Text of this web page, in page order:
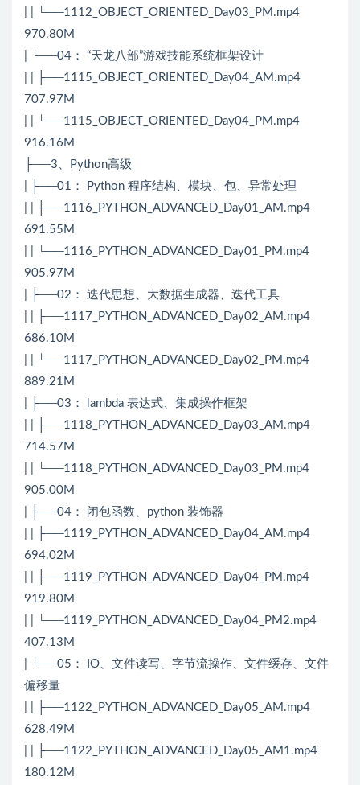
| | └──1112_OBJECT_ORIENTED_Day03_PM.mp4
970.80M
| └──04： “天龙八部”游戏技能系统框架设计
| | ├──1115_OBJECT_ORIENTED_Day04_AM.mp4
707.97M
| | └──1115_OBJECT_ORIENTED_Day04_PM.mp4
916.16M
├──3、Python高级
| ├──01： Python 程序结构、模块、包、异常处理
| | ├──1116_PYTHON_ADVANCED_Day01_AM.mp4
691.55M
| | └──1116_PYTHON_ADVANCED_Day01_PM.mp4
905.97M
| ├──02： 迭代思想、大数据生成器、迭代工具
| | ├──1117_PYTHON_ADVANCED_Day02_AM.mp4
686.10M
| | └──1117_PYTHON_ADVANCED_Day02_PM.mp4
889.21M
| ├──03： lambda 表达式、集成操作框架
| | ├──1118_PYTHON_ADVANCED_Day03_AM.mp4
714.57M
| | └──1118_PYTHON_ADVANCED_Day03_PM.mp4
905.00M
| ├──04： 闭包函数、python 装饰器
| | ├──1119_PYTHON_ADVANCED_Day04_AM.mp4
694.02M
| | ├──1119_PYTHON_ADVANCED_Day04_PM.mp4
919.80M
| | └──1119_PYTHON_ADVANCED_Day04_PM2.mp4
407.13M
| └──05： IO、文件读写、字节流操作、文件缓存、文件
偏移量
| | ├──1122_PYTHON_ADVANCED_Day05_AM.mp4
628.49M
| | ├──1122_PYTHON_ADVANCED_Day05_AM1.mp4
180.12M